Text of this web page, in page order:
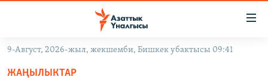
Навигацияга
өтүңүз
9-Август, 2026-жыл, жекшемби, Бишкек убактысы 09:41
ЖАҢЫЛЫКТАР